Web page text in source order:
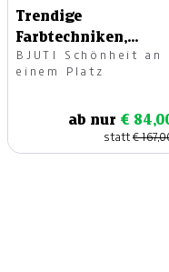
Trendige
Farbtechniken,
Haarschnitt &
Föhnfrisur
BJUTI Schönheit an
einem Platz
ab nur €
statt€